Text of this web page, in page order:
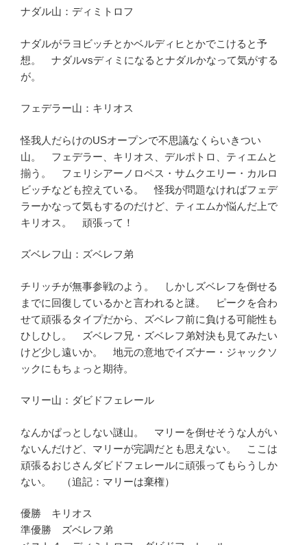
ナダル山：ディミトロフ
ナダルがラヨビッチとかベルディヒとかでこけると予
想。 ナダルvsディミになるとナダルかなって気がする
が。
フェデラー山：キリオス
怪我人だらけのUSオープンで不思議なくらいきつい
山。 フェデラー、キリオス、デルポトロ、ティエムと
揃う。 フェリシアーノロペス・サムクエリー・カルロ
ビッチなども控えている。 怪我が問題なければフェデ
ラーかなって気もするのだけど、ティエムか悩んだ上で
キリオス。 頑張って！
ズベレフ山：ズベレフ弟
チリッチが無事参戦のよう。 しかしズベレフを倒せる
までに回復しているかと言われると謎。 ピークを合わ
せて頑張るタイプだから、ズベレフ前に負ける可能性も
ひしひし。 ズベレフ兄・ズベレフ弟対決も見てみたい
けど少し遠いか。 地元の意地でイズナー・ジャックソ
ックにもちょっと期待。
マリー山：ダビドフェレール
なんかぱっとしない謎山。 マリーを倒せそうな人がい
ないんだけど、マリーが完調だとも思えない。 ここは
頑張るおじさんダビドフェレールに頑張ってもらうしか
ない。 （追記：マリーは棄権）
優勝 キリオス
準優勝 ズベレフ弟